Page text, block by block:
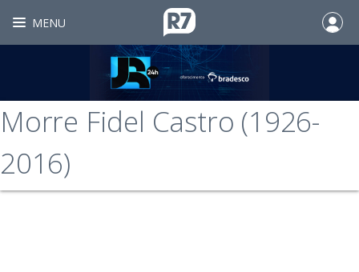
MENU
Morre Fidel Castro (1926-
2016)